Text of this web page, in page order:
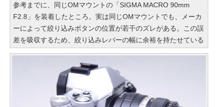
参考までに、同じOMマウントの「SIGMA MACRO 90mm
F2.8」を装着したところ。実は同じOMマウントでも、メーカ
ーによって絞り込みボタンの位置が若干のズレがある。この誤
差を吸収するため、絞り込みレバーの幅に余裕を持たせている